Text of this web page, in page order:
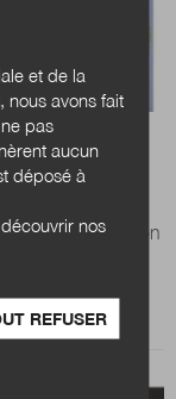
nous
de L’innovation
dernier aux
et de la
nous avons fait
pas
aucun
déposé à
nos
REFUSER